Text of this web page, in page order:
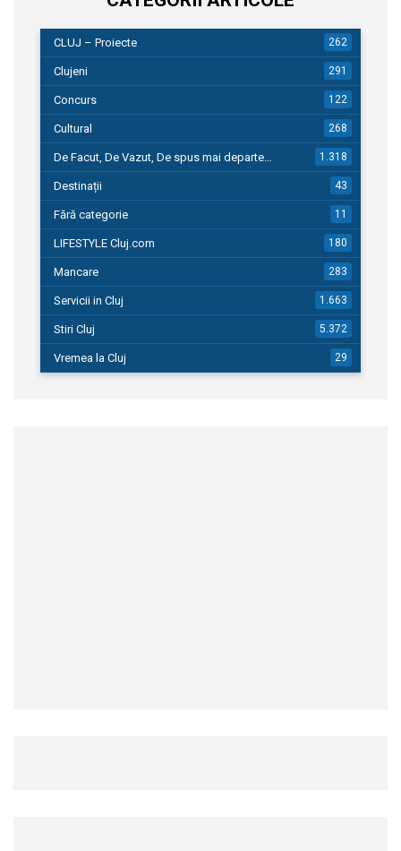
CLUJ – Proiecte 262
Clujeni 291
Concurs 122
Cultural 268
De Facut, De Vazut, De spus mai departe… 1.318
Destinații 43
Fără categorie 11
LIFESTYLE Cluj.com 180
Mancare 283
Servicii in Cluj 1.663
Stiri Cluj 5.372
Vremea la Cluj 29